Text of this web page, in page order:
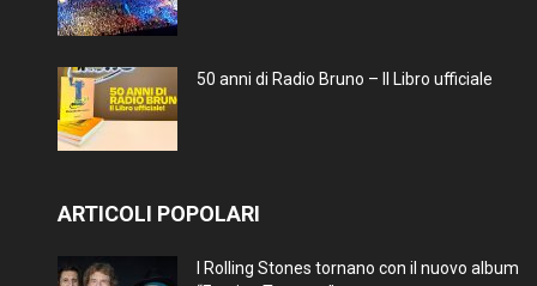
50 anni di Radio Bruno – Il Libro ufficiale
ARTICOLI POPOLARI
I Rolling Stones tornano con il nuovo album